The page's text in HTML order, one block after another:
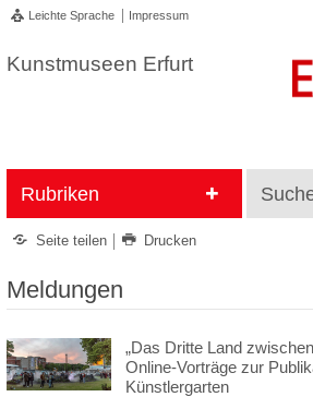
Leichte Sprache Impressum
Kunstmuseen Erfurt
Rubriken
Seite teilen Drucken
Meldungen
„Das Dritte Land
Online-Vorträge zur
Künstlergarten